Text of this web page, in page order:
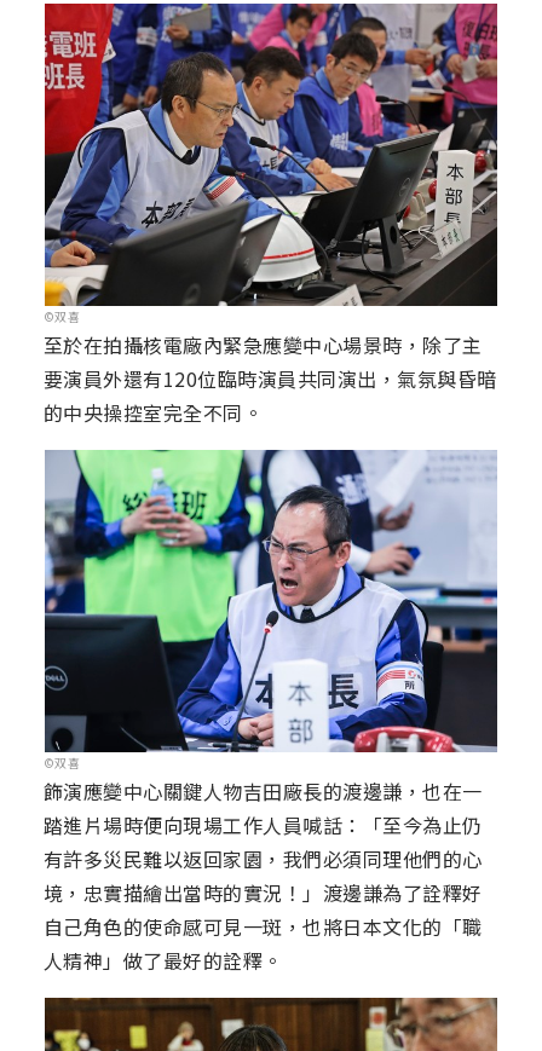
©双喜
至於在拍攝核電廠內緊急應變中心場景時，除了主
要演員外還有120位臨時演員共同演出，氣氛與昏暗
的中央操控室完全不同。
©双喜
飾演應變中心關鍵人物吉田廠長的渡邊謙，也在一
踏進片場時便向現場工作人員喊話：「至今為止仍
有許多災民難以返回家園，我們必須同理他們的心
境，忠實描繪出當時的實況！」渡邊謙為了詮釋好
自己角色的使命感可見一斑，也將日本文化的「職
人精神」做了最好的詮釋。